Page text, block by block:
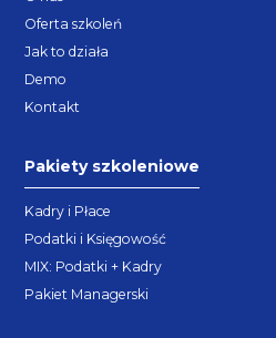
Oferta szkoleń
Jak to działa
Demo
Kontakt
Pakiety szkoleniowe
Kadry i Płace
Podatki i Księgowość
MIX: Podatki + Kadry
Pakiet Managerski